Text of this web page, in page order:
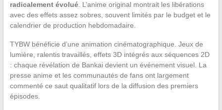
radicalement évolué. L’anime original montrait les libérations
avec des effets assez sobres, souvent limités par le budget et le
calendrier de production hebdomadaire.
TYBW bénéficie d’une animation cinématographique. Jeux de
lumière, ralentis travaillés, effets 3D intégrés aux séquences 2D
: chaque révélation de Bankai devient un événement visuel. La
presse anime et les communautés de fans ont largement
commenté ce saut qualitatif lors de la diffusion des premiers
épisodes.